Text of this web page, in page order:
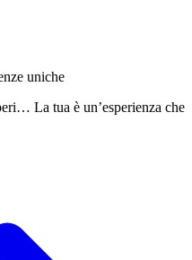
uniche
La tua è un’esperienza che